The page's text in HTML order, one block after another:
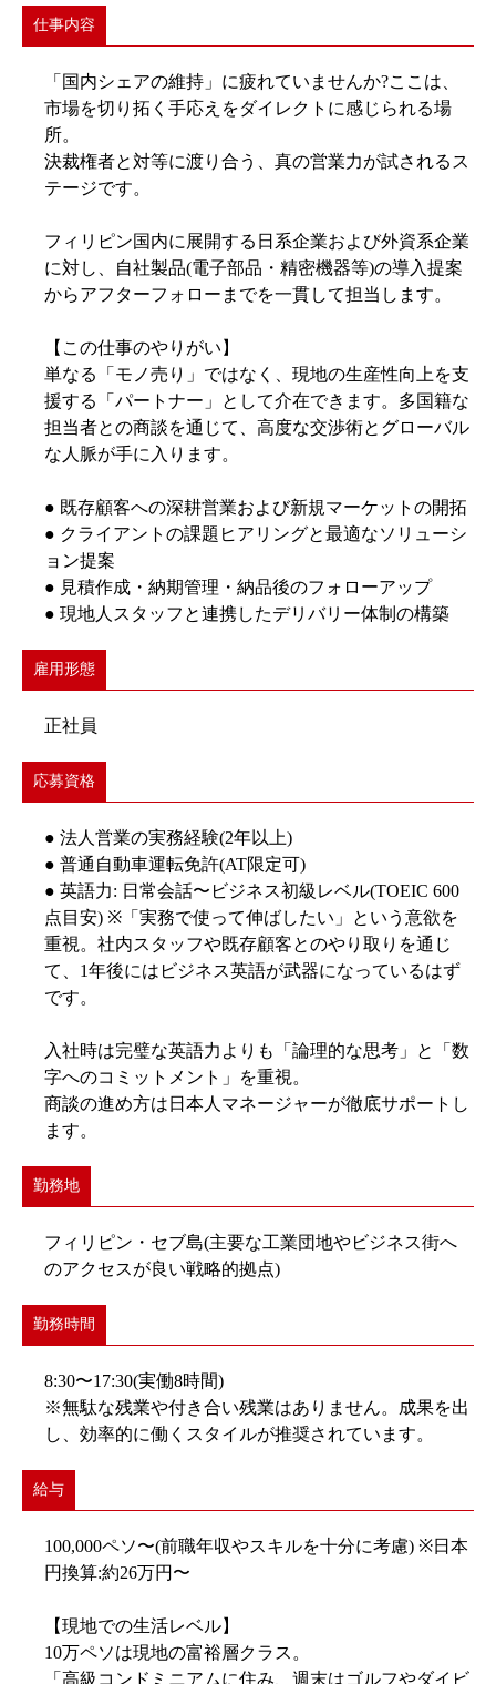
仕事内容
「国内シェアの維持」に疲れていませんか?ここは、
市場を切り拓く手応えをダイレクトに感じられる場
所。
決裁権者と対等に渡り合う、真の営業力が試されるス
テージです。
フィリピン国内に展開する日系企業および外資系企業
に対し、自社製品(電子部品・精密機器等)の導入提案
からアフターフォローまでを一貫して担当します。
【この仕事のやりがい】
単なる「モノ売り」ではなく、現地の生産性向上を支
援する「パートナー」として介在できます。多国籍な
担当者との商談を通じて、高度な交渉術とグローバル
な人脈が手に入ります。
● 既存顧客への深耕営業および新規マーケットの開拓
● クライアントの課題ヒアリングと最適なソリューシ
ョン提案
● 見積作成・納期管理・納品後のフォローアップ
● 現地人スタッフと連携したデリバリー体制の構築
雇用形態
正社員
応募資格
● 法人営業の実務経験(2年以上)
● 普通自動車運転免許(AT限定可)
● 英語力: 日常会話〜ビジネス初級レベル(TOEIC 600
点目安) ※「実務で使って伸ばしたい」という意欲を
重視。社内スタッフや既存顧客とのやり取りを通じ
て、1年後にはビジネス英語が武器になっているはず
です。
入社時は完璧な英語力よりも「論理的な思考」と「数
字へのコミットメント」を重視。
商談の進め方は日本人マネージャーが徹底サポートし
ます。
勤務地
フィリピン・セブ島(主要な工業団地やビジネス街へ
のアクセスが良い戦略的拠点)
勤務時間
8:30〜17:30(実働8時間)
※無駄な残業や付き合い残業はありません。成果を出
し、効率的に働くスタイルが推奨されています。
給与
100,000ペソ〜(前職年収やスキルを十分に考慮) ※日本
円換算:約26万円〜
【現地での生活レベル】
10万ペソは現地の富裕層クラス。
「高級コンドミニアムに住み、週末はゴルフやダイビ